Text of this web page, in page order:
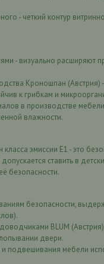
- четкий контур
- визуально расширяют
Кроношпан (Австрия) -
к грибкам и
в производстве
влажности.
эмиссии Е1 - это
ставить в
безопасности.
безопасности,
BLUM
двери.
подвешивания мебели